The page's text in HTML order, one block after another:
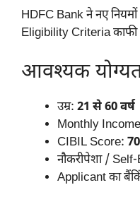
HDFC Bank ने नए
Eligibility Criteria काफी
आवश्यक
उम्र: 21 से 60 वर्ष
Monthly
CIBIL Score:
नौकरीपेशा / Self-
Applicant का